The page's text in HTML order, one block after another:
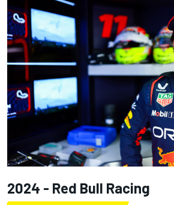
2024 - Red Bull Racing